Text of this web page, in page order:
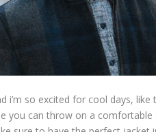
i’m so excited for cool days,
you can throw on a